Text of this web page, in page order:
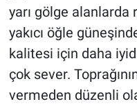
yarı gölge alanlarda
yakıcı öğle
kalitesi için daha
çok sever.
vermeden düzenli